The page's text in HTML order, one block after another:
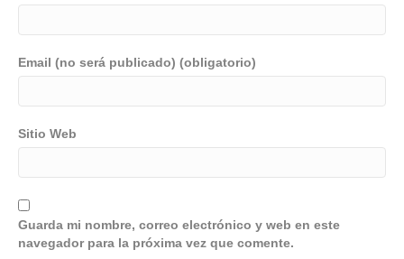
Email (no será publicado) (obligatorio)
Sitio Web
Guarda mi nombre, correo electrónico y web en este
navegador para la próxima vez que comente.